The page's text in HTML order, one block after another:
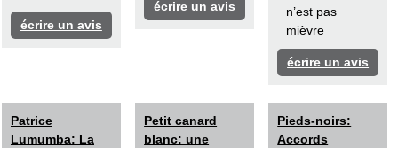
écrire un avis
écrire un avis
n’est pas
mièvre
écrire un avis
Patrice
Lumumba: La
Petit canard
blanc: une
Pieds-noirs:
Accords